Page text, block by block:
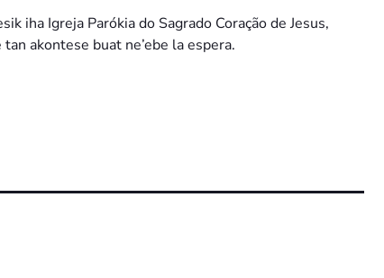
iha Igreja Parókia do Sagrado Coração de Jesus,
akontese buat ne’ebe la espera.